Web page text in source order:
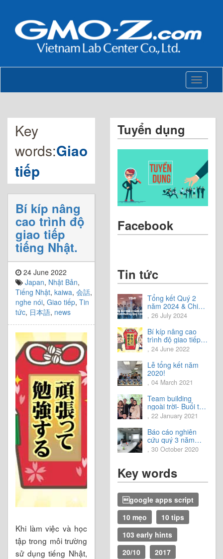
Toggle
Key
words:Giao
tiếp
Bí kíp nâng
cao trình độ
giao tiếp
tiếng Nhật.
24 June 2022
Japan, Nhật Bản,
Tiếng Nhật, kaiwa, 会話,
nghe nói, Giao tiếp, Tin
tức, 日本語, news
Khi làm việc và học
tập trong môi trường
sử dụng tiếng Nhật,
Tuyển dụng
Facebook
Tin tức
Tổng kết Quý 2
năm 2024 & Chia
sẻ định hướng Quý
3 năm 2024
, 26 July 2024
Bí kíp nâng cao
trình độ giao tiếp
tiếng Nhật.
, 24 June 2022
Lễ tổng kết năm
2020!
, 04 March 2021
Team building
ngoài trời- Buổi trải
nghiệm tuyệt vời.
, 22 January 2021
Báo cáo nghiên
cứu quý 3 năm
2020
, 30 October 2020
Key words
google apps script
10 mẹo
10 tips
103 early hints
20/10
2017